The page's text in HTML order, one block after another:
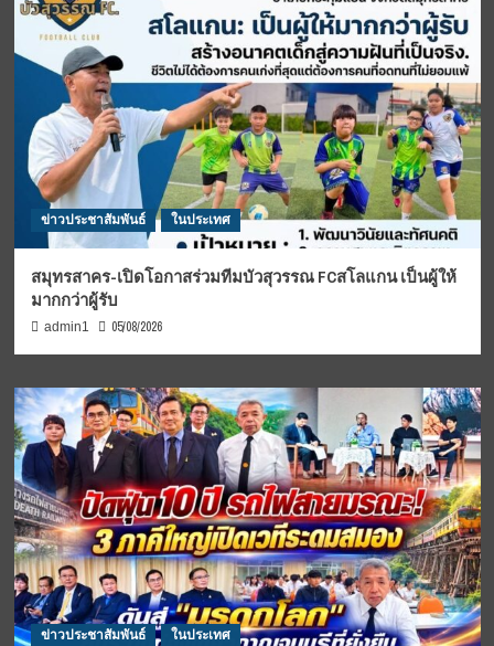
ข่าวประชาสัมพันธ์ ในประเทศ
สมุทรสาคร-เปิดโอกาสร่วมทีมบัวสุวรรณ FCสโลแกน เป็นผู้ให้
มากกว่าผู้รับ
admin1 05/08/2026
ข่าวประชาสัมพันธ์ ในประเทศ